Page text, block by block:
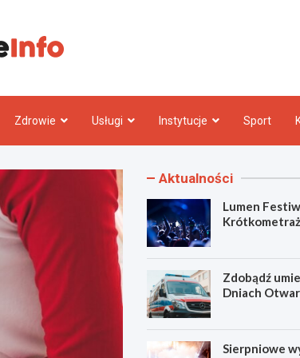
Zdrowie Usługi Instytucje Sport
Aktualności
Lumen
Zdobądź
Dniach
Sierpniowe